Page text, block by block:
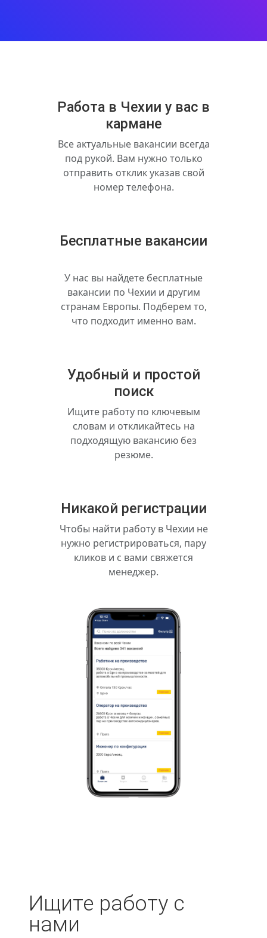
Работа в Чехии у вас в
кармане
Все актуальные вакансии всегда
под рукой. Вам нужно только
отправить отклик указав свой
номер телефона.
Бесплатные вакансии
У нас вы найдете бесплатные
вакансии по Чехии и другим
странам Европы. Подберем то,
что подходит именно вам.
Удобный и простой
поиск
Ищите работу по ключевым
словам и откликайтесь на
подходящую вакансию без
резюме.
Никакой регистрации
Чтобы найти работу в Чехии не
нужно регистрироваться, пару
кликов и с вами свяжется
менеджер.
Ищите работу с
нами